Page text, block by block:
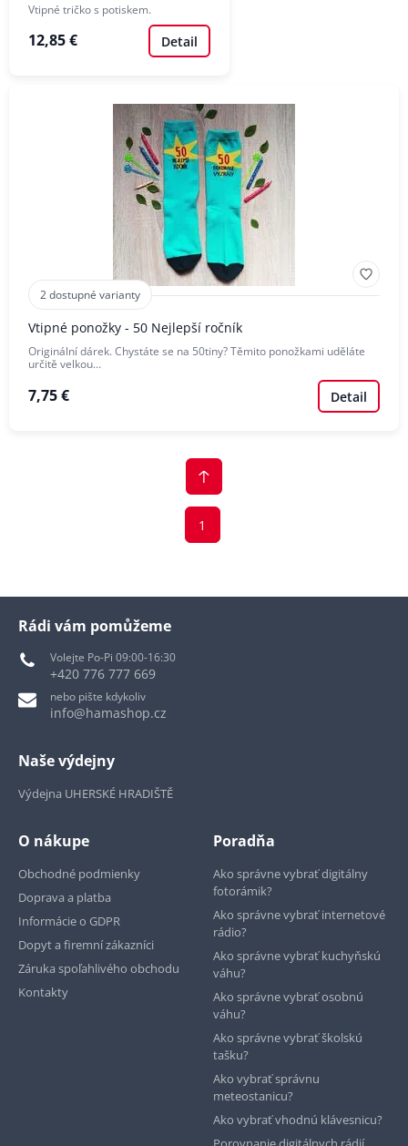
Vtipné tričko s potiskem.
12,85 € Detail
2 dostupné varianty
Vtipné ponožky - 50 Nejlepší ročník
Originální dárek. Chystáte se na 50tiny? Těmito ponožkami uděláte
určitě velkou…
7,75 € Detail
1
Rádi vám pomůžeme
Volejte Po-Pi 09:00-16:30
+420 776 777 669
nebo pište kdykoliv
info@hamashop.cz
Naše výdejny
Výdejna UHERSKÉ HRADIŠTĚ
O nákupe
Obchodné podmienky
Doprava a platba
Informácie o GDPR
Dopyt a firemní zákazníci
Záruka spoľahlivého obchodu
Kontakty
Poradňa
Ako správne vybrať digitálny
fotorámik?
Ako správne vybrať internetové
rádio?
Ako správne vybrať kuchyňskú
váhu?
Ako správne vybrať osobnú
váhu?
Ako správne vybrať školskú
tašku?
Ako vybrať správnu
meteostanicu?
Ako vybrať vhodnú klávesnicu?